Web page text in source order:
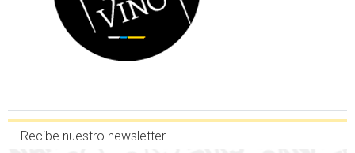
Recibe nuestro newsletter